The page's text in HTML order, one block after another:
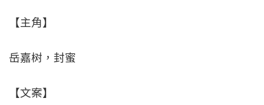
【主角】
岳嘉树，封蜜
【文案】